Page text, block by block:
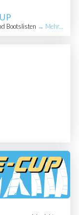
Bootslisten → Mehr...